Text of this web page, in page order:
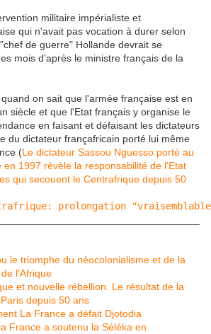
militaire impérialiste et
qui n'avait pas vocation à durer selon
de guerre" Hollande devrait se
mois d'après le ministre français de la
on sait que l'armée française est en
siècle et que l'Etat français y organise le
en faisant et défaisant les dictateurs
du dictateur françafricain porté lui même
(Le dictateur Sassou Nguesso porté au
en 1997 révèle la responsabilité de l'Etat
qui secouent le Centrafrique depuis 50
prolongation
le triomphe du néocolonialisme et de la
l'Afrique
et nouvelle rébellion. Le résultat de la
depuis 50 ans
La France a défait Djotodia
France a soutenu la Séléka en